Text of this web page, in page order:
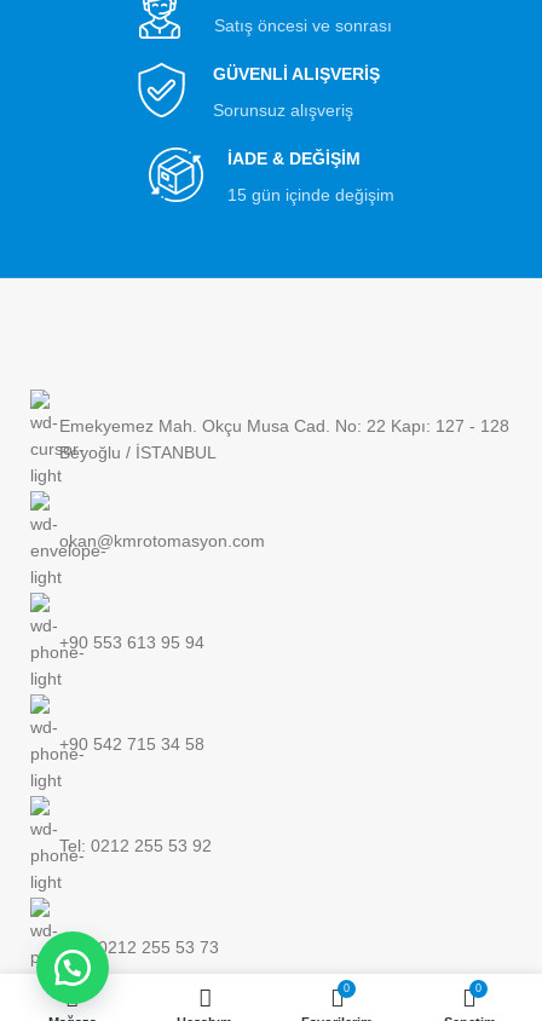
Satış öncesi ve sonrası
GÜVENLİ ALIŞVERİŞ
Sorunsuz alışveriş
İADE & DEĞİŞİM
15 gün içinde değişim
Emekyemez Mah. Okçu Musa Cad. No: 22 Kapı: 127 - 128
Beyoğlu / İSTANBUL
okan@kmrotomasyon.com
+90 553 613 95 94
+90 542 715 34 58
Tel: 0212 255 53 92
Fax: 0212 255 53 73
0 0